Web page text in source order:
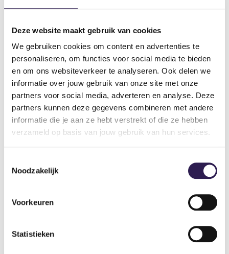
Deze website maakt gebruik van cookies
We gebruiken cookies om content en advertenties te
personaliseren, om functies voor social media te bieden
en om ons websiteverkeer te analyseren. Ook delen we
informatie over jouw gebruik van onze site met onze
partners voor social media, adverteren en analyse. Deze
partners kunnen deze gegevens combineren met andere
informatie die je aan ze hebt verstrekt of die ze hebben
verzameld op basis van jouw gebruik van hun services.
Noodzakelijk
Voorkeuren
Statistieken
De meest bekende variant. Ideaal voor massa en kracht
in de gastrocnemius.
2. Seated calf raises
Deze uitvoering legt meer nadruk op de soleus. Perfect
voor spieruithoudingsvermogen.
3. Single-leg calf raise
4. Donkey calf raise
Voor extra rek in de kuiten. Je romp is hierbij
5. Smith machine calf raise